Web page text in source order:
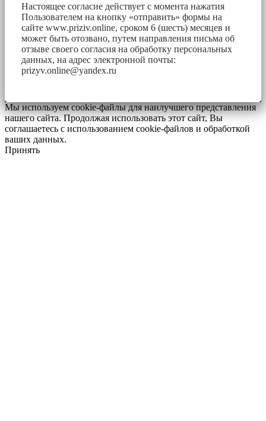
Настоящее согласие действует с момента нажатия
Пользователем на кнопку «отправить» формы на
сайте www.priziv.online, сроком 6 (шесть) месяцев и
может быть отозвано, путем направления письма об
отзыве своего согласия на обработку персональных
данных, на адрес электронной почты:
prizyv.online@yandex.ru
Мы используем cookie-файлы для наилучшего представления
нашего сайта. Продолжая использовать этот сайт, Вы
соглашаетесь с использованием cookie-файлов и обработкой
ваших данных.
Принять